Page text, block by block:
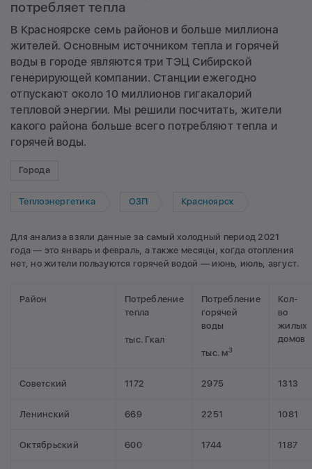
потребляет тепла
В Красноярске семь районов и больше миллиона
жителей. Основным источником тепла и горячей
воды в городе являются три ТЭЦ Сибирской
генерирующей компании. Станции ежегодно
отпускают около 10 миллионов гигакалорий
тепловой энергии. Мы решили посчитать, жители
какого района больше всего потребляют тепла и
горячей воды.
Города
Теплоэнергетика ОЗП Красноярск
Для анализа взяли данные за самый холодный период 2021
года — это январь и февраль, а также месяцы, когда отопления
нет, но жители пользуются горячей водой — июнь, июль, август.
Район
Потребление
тепла
тыс. Гкал
Потребление
горячей
воды
тыс. м3
Кол-
во
жилых
домов
Советский 1172 2975 1313
Ленинский 669 2251 1081
Октябрьский 600 1744 1187